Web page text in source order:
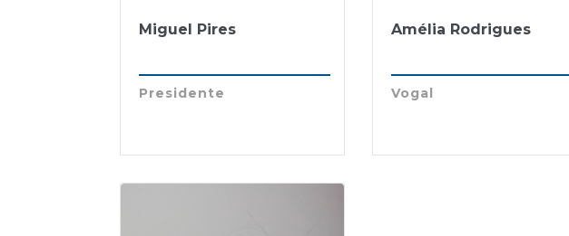
Miguel Pires
Presidente
Amélia Rodrigues
Vogal